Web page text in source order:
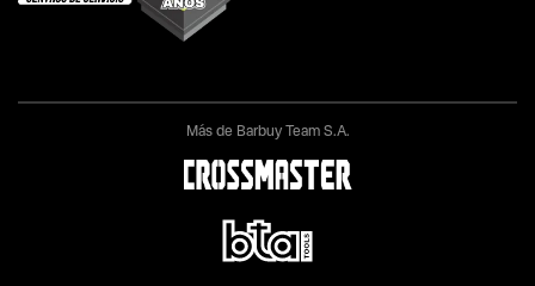
Más de Barbuy Team S.A.